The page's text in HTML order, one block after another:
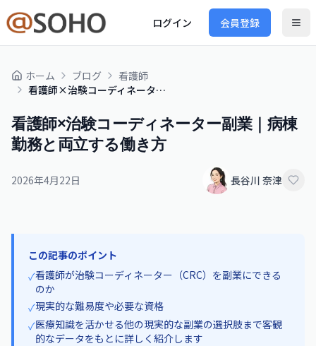
ログイン 会員登録
ホーム ブログ
看護師
看護師×治験コーディネーター副業｜病棟勤務と両立する働き方
看護師×治験コーディネーター副業｜病棟
勤務と両立する働き方
2026年4月22日 長谷川 奈津
この記事のポイント
✓看護師が治験コーディネーター（CRC）を副業にできる
のか
✓現実的な難易度や必要な資格
✓医療知識を活かせる他の現実的な副業の選択肢まで客観
的なデータをもとに詳しく紹介します